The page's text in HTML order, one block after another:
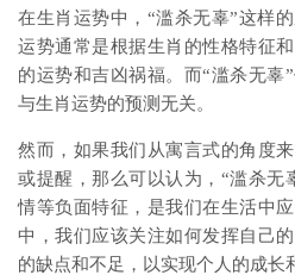
在生肖运势中，“滥杀无辜”这样
运势通常是根据生肖的性格特征
的运势和吉凶祸福。而“滥杀无辜
与生肖运势的预测无关。
然而，如果我们从寓言式的角度
或提醒，那么可以认为，“滥杀无
情等负面特征，是我们在生活中
中，我们应该关注如何发挥自己
的缺点和不足，以实现个人的成长